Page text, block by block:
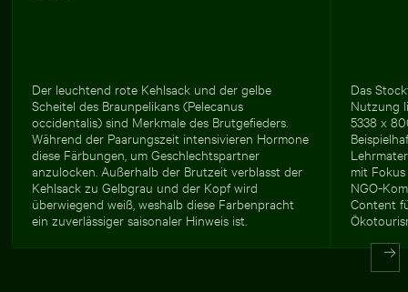
Der leuchtend rote Kehlsack und der gelbe
Scheitel des Braunpelikans (Pelecanus
occidentalis) sind Merkmale des Brutgefieders.
Während der Paarungszeit intensivieren Hormone
diese Färbungen, um Geschlechtspartner
anzulocken. Außerhalb der Brutzeit verblasst der
Kehlsack zu Gelbgrau und der Kopf wird
überwiegend weiß, weshalb diese Farbenpracht
ein zuverlässiger saisonaler Hinweis ist.
Das
Nutzung
5338 x
mit
NGO-
Content